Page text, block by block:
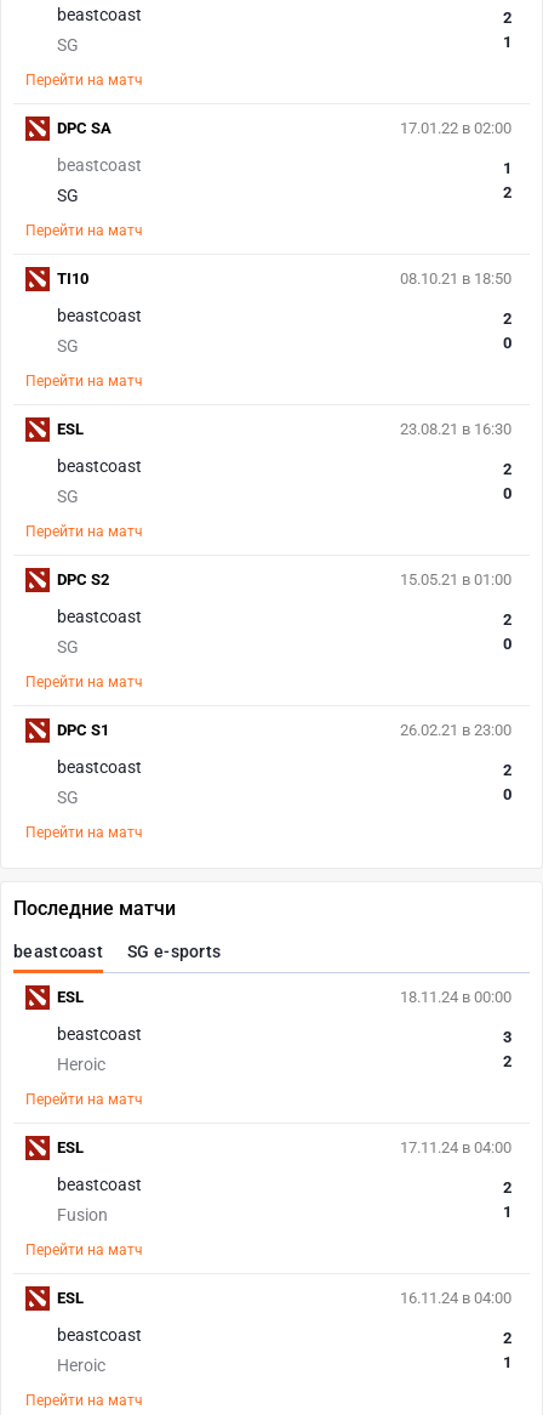
beastcoast
SG
2
1
Перейти на матч
17.01.22 в 02:00
beastcoast
SG
1
2
Перейти на матч
DPC SA
08.10.21 в 18:50
beastcoast
SG
2
0
Перейти на матч
TI10
23.08.21 в 16:30
beastcoast
SG
2
0
Перейти на матч
ESL
15.05.21 в 01:00
beastcoast
SG
2
0
Перейти на матч
DPC S2
26.02.21 в 23:00
beastcoast
SG
2
0
Перейти на матч
DPC S1
Последние матчи
beastcoast SG e-sports
18.11.24 в 00:00
beastcoast
Heroic
3
2
Перейти на матч
ESL
17.11.24 в 04:00
beastcoast
Fusion
2
1
Перейти на матч
ESL
16.11.24 в 04:00
beastcoast
Heroic
2
1
Перейти на матч
ESL